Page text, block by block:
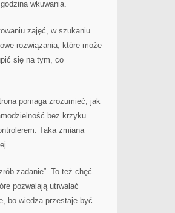
wkuwania.
zajęć, w szukaniu
rozwiązania, które może
się na tym, co
pomaga zrozumieć, jak
bez krzyku.
Taka zmiana
zadanie”. To też chęć
pozwalają utrwalać
bo wiedza przestaje być